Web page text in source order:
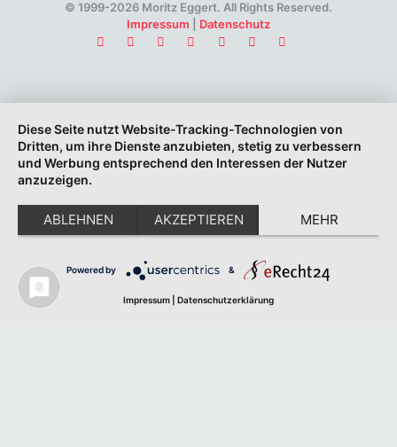
© 1999-2026 Moritz Eggert. All Rights Reserved.
Impressum
Datenschutz
Diese Seite nutzt Website-Tracking-Technologien von
Dritten, um ihre Dienste anzubieten, stetig zu verbessern
und Werbung entsprechend den Interessen der Nutzer
anzuzeigen.
ABLEHNEN AKZEPTIEREN MEHR
Powered by &
Impressum Datenschutzerklärung